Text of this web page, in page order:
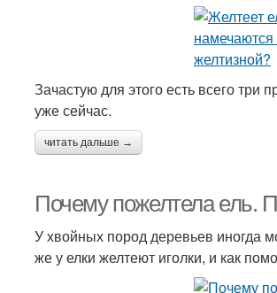
Зачастую для этого есть всего
уже сейчас.
читать дальше →
Почему пожелтела ель.
У хвойных пород деревьев иногда
же у елки желтеют иголки, и как